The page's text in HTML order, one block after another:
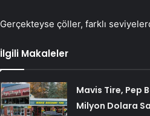
Gerçekteyse çöller, farklı
İlgili Makaleler
Mavis Tire, Pep
Milyon Dolara